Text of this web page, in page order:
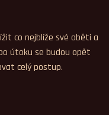
co nejblíže své oběti a
útoku se budou opět
celý postup.